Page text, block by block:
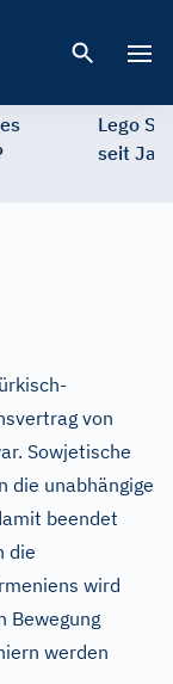
Lego
seit
von
Sowjetische
die unabhängige
beendet
die
wird
Bewegung
werden